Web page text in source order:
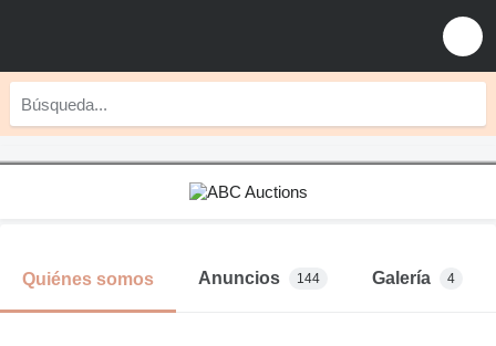
Quiénes somos Anuncios 144 Galería 4